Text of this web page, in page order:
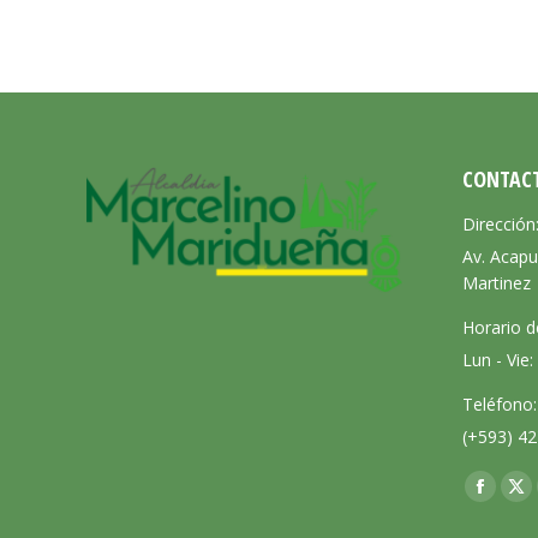
Dirección:
Av.
Martinez
Horario
Lun -
Teléfono:
(+593)
X